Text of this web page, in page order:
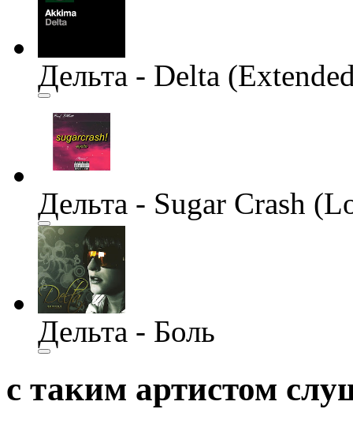
Дельта - Delta
Дельта - Sugar Crash
Дельта - Боль
с таким артистом